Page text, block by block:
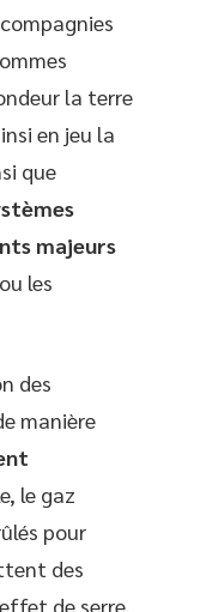
la terre
en jeu la
que
majeurs
les
des
manière
le gaz
pour
des
de serre,